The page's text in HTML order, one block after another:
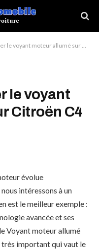
moteur allumé sur Citroën C4 ?
le voyant
Citroën C4
évolue
intéressons à un
est le meilleur exemple :
avancée et ses
Voyant moteur allumé
important qui vaut le